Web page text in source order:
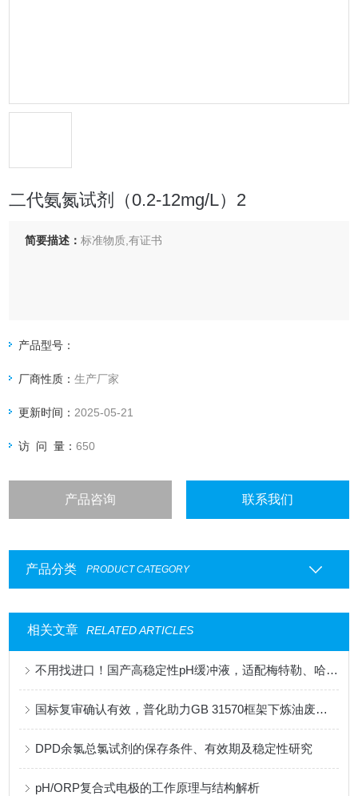
二代氨氮试剂（0.2-12mg/L）2
简要描述：标准物质,有证书
产品型号：
厂商性质：生产厂家
更新时间： 2025-05-21
访 问 量：650
产品咨询 联系我们
产品分类 PRODUCT CATEGORY
相关文章 RELATED ARTICLES
不用找进口！国产高稳定性pH缓冲液，适配梅特勒、哈希、雷磁全系设备
国标复审确认有效，普化助力GB 31570框架下炼油废水监测的合规性升级
DPD余氯总氯试剂的保存条件、有效期及稳定性研究
pH/ORP复合式电极的工作原理与结构解析